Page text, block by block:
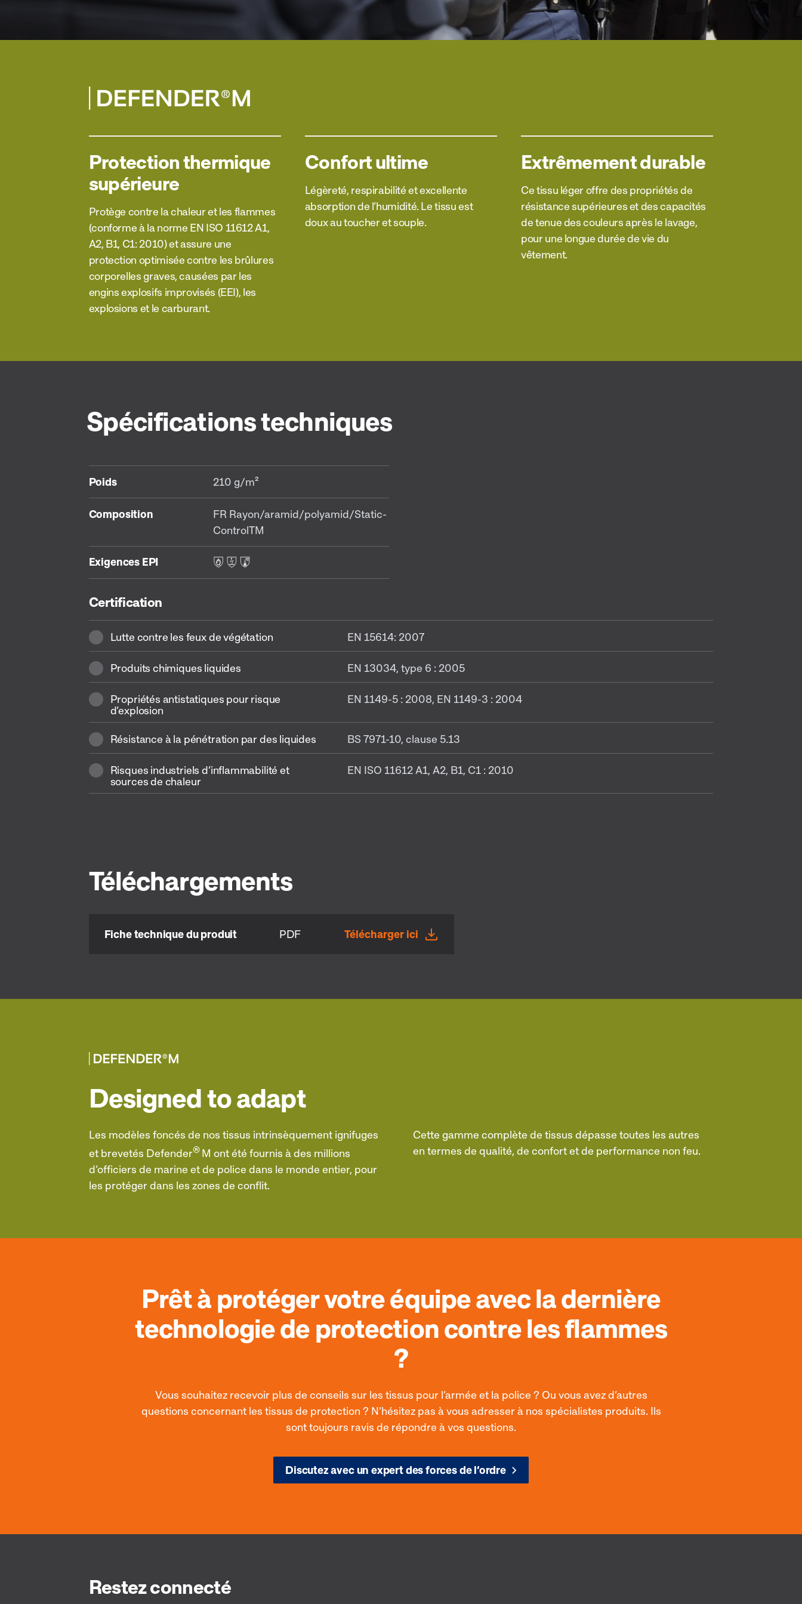
Protection thermique
supérieure
Protège contre la chaleur et les flammes
(conforme à la norme EN ISO 11612 A1,
A2, B1, C1: 2010) et assure une
protection optimisée contre les brûlures
corporelles graves, causées par les
engins explosifs improvisés (EEI), les
explosions et le carburant.
Confort ultime
Légèreté, respirabilité et excellente
absorption de l’humidité. Le tissu est
doux au toucher et souple.
Extrêmement durable
Ce tissu léger offre des propriétés de
résistance supérieures et des capacités
de tenue des couleurs après le lavage,
pour une longue durée de vie du
vêtement.
Spécifications techniques
Poids 210 g/m²
Composition
FR Rayon/aramid/polyamid/Static-
ControlTM
Exigences EPI F S C
Certification
Lutte contre les feux de végétation EN 15614: 2007
Produits chimiques liquides EN 13034, type 6 : 2005
Propriétés antistatiques pour risque
d’explosion
EN 1149-5 : 2008, EN 1149-3 : 2004
Résistance à la pénétration par des liquides BS 7971-10, clause 5.13
Risques industriels d’inflammabilité et
sources de chaleur
EN ISO 11612 A1, A2, B1, C1 : 2010
Téléchargements
Fiche technique du produit PDF Télécharger ici
Designed to adapt
Les modèles foncés de nos tissus intrinsèquement ignifuges
et brevetés Defender® M ont été fournis à des millions
d’officiers de marine et de police dans le monde entier, pour
les protéger dans les zones de conflit.
Cette gamme complète de tissus dépasse toutes les autres
en termes de qualité, de confort et de performance non feu.
Prêt à protéger votre équipe avec la dernière
technologie de protection contre les flammes
?
Vous souhaitez recevoir plus de conseils sur les tissus pour l’armée et la police ? Ou vous avez d’autres
questions concernant les tissus de protection ? N’hésitez pas à vous adresser à nos spécialistes produits. Ils
sont toujours ravis de répondre à vos questions.
Discutez avec un expert des forces de l’ordre
Restez connecté